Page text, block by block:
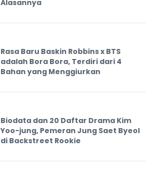
Alasannya
Rasa Baru Baskin Robbins x BTS
adalah Bora Bora, Terdiri dari 4
Bahan yang Menggiurkan
Biodata dan 20 Daftar Drama Kim
Yoo-jung, Pemeran Jung Saet Byeol
di Backstreet Rookie